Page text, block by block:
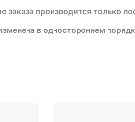
производится только
в одностороннем